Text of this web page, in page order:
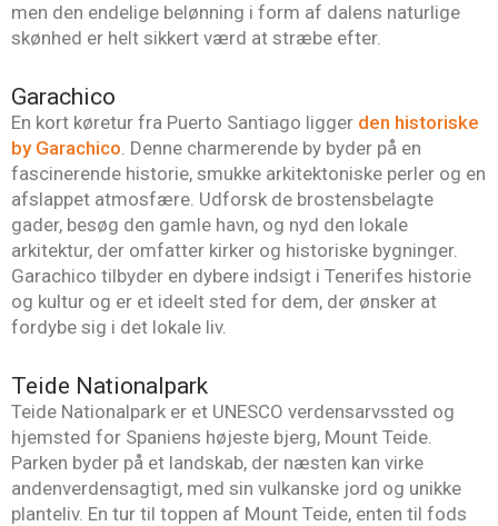
men den endelige belønning i form af dalens naturlige
skønhed er helt sikkert værd at stræbe efter.
Garachico
En kort køretur fra Puerto Santiago ligger den historiske
by Garachico . Denne charmerende by byder på en
fascinerende historie, smukke arkitektoniske perler og en
afslappet atmosfære. Udforsk de brostensbelagte
gader, besøg den gamle havn, og nyd den lokale
arkitektur, der omfatter kirker og historiske bygninger.
Garachico tilbyder en dybere indsigt i Tenerifes historie
og kultur og er et ideelt sted for dem, der ønsker at
fordybe sig i det lokale liv.
Teide Nationalpark
Teide Nationalpark er et UNESCO verdensarvssted og
hjemsted for Spaniens højeste bjerg, Mount Teide.
Parken byder på et landskab, der næsten kan virke
andenverdensagtigt, med sin vulkanske jord og unikke
planteliv. En tur til toppen af Mount Teide, enten til fods